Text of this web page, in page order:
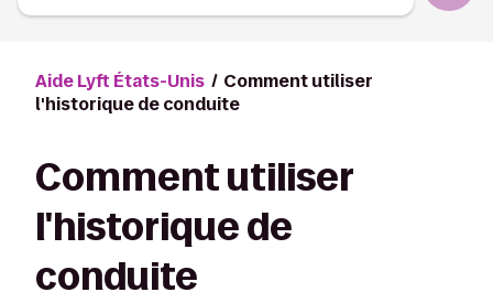
Aide Lyft États-Unis
Comment utiliser
l'historique de conduite
Comment utiliser
l'historique de
conduite